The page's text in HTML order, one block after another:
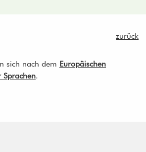
zurück
sich nach dem Europäischen
Sprachen.